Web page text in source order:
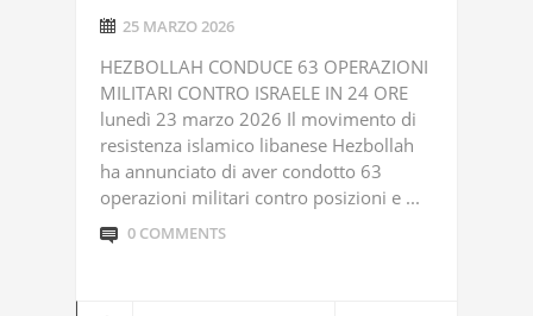
25 MARZO 2026
HEZBOLLAH CONDUCE 63 OPERAZIONI
MILITARI CONTRO ISRAELE IN 24 ORE
lunedì 23 marzo 2026 Il movimento di
resistenza islamico libanese Hezbollah
ha annunciato di aver condotto 63
operazioni militari contro posizioni e ...
0 COMMENTS